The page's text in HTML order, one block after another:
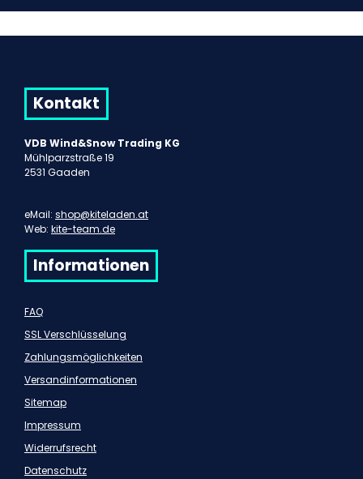
Kontakt
VDB Wind&Snow Trading KG
Mühlparzstraße 19
2531 Gaaden
eMail: shop@kiteladen.at
Web: kite-team.de
Informationen
FAQ
SSL Verschlüsselung
Zahlungsmöglichkeiten
Versandinformationen
Sitemap
Impressum
Widerrufsrecht
Datenschutz